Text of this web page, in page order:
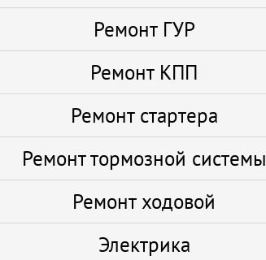
Ремонт ГУР
Ремонт КПП
Ремонт стартера
Ремонт тормозной системы
Ремонт ходовой
Электрика